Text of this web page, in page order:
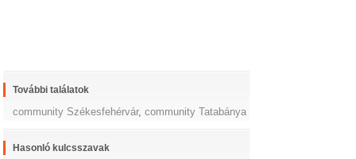
További találatok
community Székesfehérvár,community Tatabánya
Hasonló kulcsszavak